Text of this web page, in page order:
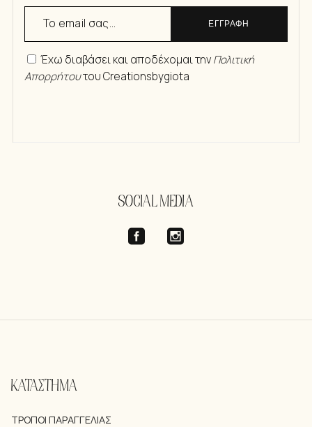
ΕΓΓΡΑΦΗ
Έχω διαβάσει και αποδέχομαι τηνΠολιτική
Απορρήτουτου Creationsbygiota
SOCIAL MEDIA
ΚΑΤΑΣΤΗΜΑ
ΤΡΌΠΟΙ ΠΑΡΑΓΓΕΛΊΑΣ